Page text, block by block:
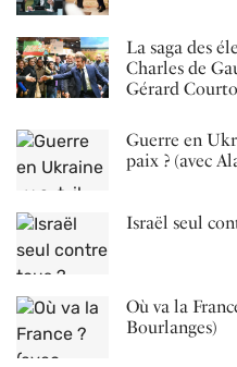
La saga des
Charles de
Gérard
Guerre en
paix ? (avec
Israël seul
Où va la
Bourlanges)